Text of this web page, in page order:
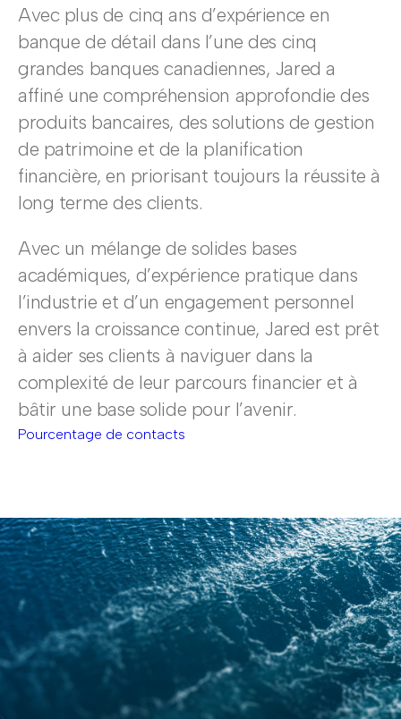
Avec plus de cinq ans d’expérience en
banque de détail dans l’une des cinq
grandes banques canadiennes, Jared a
affiné une compréhension approfondie des
produits bancaires, des solutions de gestion
de patrimoine et de la planification
financière, en priorisant toujours la réussite à
long terme des clients.
Avec un mélange de solides bases
académiques, d’expérience pratique dans
l’industrie et d’un engagement personnel
envers la croissance continue, Jared est prêt
à aider ses clients à naviguer dans la
complexité de leur parcours financier et à
bâtir une base solide pour l’avenir.
Pourcentage de contacts